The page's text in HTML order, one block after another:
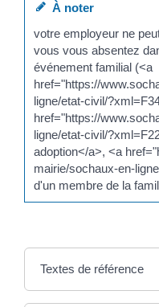
À noter
votre employeur ne
vous vous absentez
événement familial (<a
href="https://
ligne/etat-civil/
href="https://
ligne/etat-civil/
adoption</a>, <a
mairie/sochaux-en-
d'un membre de la
Textes de référence